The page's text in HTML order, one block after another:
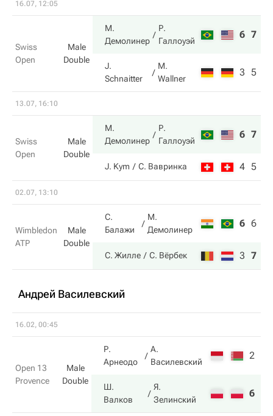
16.07, 12:05
Swiss
Open
Male
Double
М.
Демолинер
Р.
Галлоуэй
6 7
J.
Schnaitter
M.
Wallner
3 5
13.07, 16:10
Swiss
Open
Male
Double
М.
Демолинер
Р.
Галлоуэй
6 7
J. Kym С. Вавринка 4 5
02.07, 13:10
Wimbledon
ATP
Male
Double
С.
Балажи
М.
Демолинер
6 6
С. Жилле С. Вёрбек 3 7
Андрей Василевский
16.02, 00:45
Open 13
Provence
Male
Double
Р.
Арнеодо
А.
Василевский
2
Ш.
Валков
Я.
Зелинский
6